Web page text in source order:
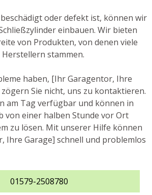
oder defekt ist, können wir
einbauen. Wir bieten
von Produkten, von denen viele
stammen.
haben, [Ihr Garagentor, Ihre
Sie nicht, uns zu kontaktieren.
am Tag verfügbar und können in
von einer halben Stunde vor Ort
zu lösen. Mit unserer Hilfe können
Ihre Garage] schnell und problemlos
01579-2508780